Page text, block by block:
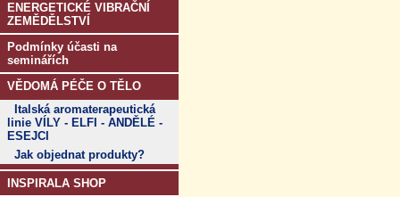
ENERGETICKÉ VIBRAČNÍ
ZEMĚDĚLSTVÍ
Podmínky účasti na
seminářích
VĚDOMÁ PÉČE O TĚLO
Italská aromaterapeutická
linie VÍLY - ELFI - ANDĚLÉ -
ESEJCI
Jak objednat produkty?
INSPIRALA SHOP